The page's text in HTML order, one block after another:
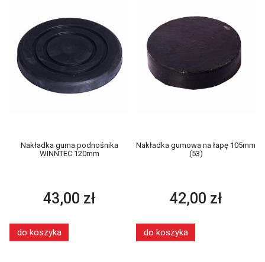
Nakładka guma podnośnika
WINNTEC 120mm
43,00 zł
do koszyka
Nakładka gumowa na łapę 105mm
(53)
42,00 zł
do koszyka